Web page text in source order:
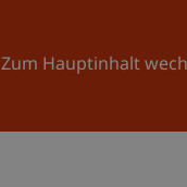
Zum Hauptinhalt